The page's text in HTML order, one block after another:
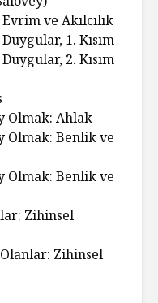
ve Akılcılık
1. Kısım
2. Kısım
Olmak: Ahlak
Olmak: Benlik ve
Olmak: Benlik ve
Zihinsel
Zihinsel